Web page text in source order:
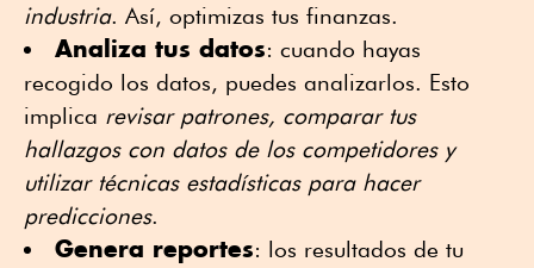
industria. Así, optimizas tus finanzas.
Analiza tus datos: cuando hayas
recogido los datos, puedes analizarlos. Esto
implica revisar patrones, comparar tus
hallazgos con datos de los competidores y
utilizar técnicas estadísticas para hacer
predicciones.
Genera reportes: los resultados de tu